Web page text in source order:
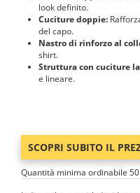
look definito.
Cuciture doppie:
del capo.
Nastro di rinforzo al
shirt.
Struttura con cuciture
e lineare.
SCOPRI SUBITO IL
Quantità minima ordinabile